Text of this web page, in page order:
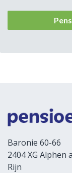
Baronie 60-66
2404 XG Alphen
Rijn